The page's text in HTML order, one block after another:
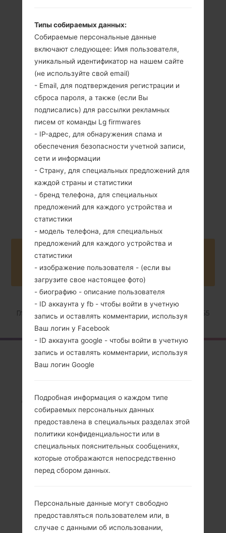
дюйм)
100 грамм (3.53
унции)
Съемный Li-Ion
1700 mAh
Android 4.1-4.3
Jelly Bean
Buy accessories on Amazon
Главная → Серия →LG Optimus L5 II Dual →LGE455
Обзор
akaLG Optimus L5 II
Dual
Сравнить
Типы собираемых данных:
Собираемые персональные данные
включают следующее: Имя пользователя,
уникальный идентификатор на нашем сайте
(не используйте свой email)
- Email, для подтверждения регистрации и
сброса пароля, а также (если Вы
подписались) для рассылки рекламных
писем от команды Lg firmwares
- IP-адрес, для обнаружения спама и
обеспечения безопасности учетной записи,
сети и информации
- Страну, для специальных предложений для
каждой страны и статистики
- бренд телефона, для специальных
предложений для каждого устройства и
статистики
- модель телефона, для специальных
предложений для каждого устройства и
статистики
- изображение пользователя - (если вы
загрузите свое настоящее фото)
- биографию - описание пользователя
- ID аккаунта у fb - чтобы войти в учетную
запись и оставлять комментарии, используя
Ваш логин у Facebook
- ID аккаунта google - чтобы войти в учетную
запись и оставлять комментарии, используя
Ваш логин Google
Подробная информация о каждом типе
собираемых персональных данных
предоставлена в специальных разделах этой
политики конфиденциальности или в
специальных пояснительных сообщениях,
которые отображаются непосредственно
перед сбором данных.
Персональные данные могут свободно
предоставляться пользователем или, в
случае с данными об использовании,